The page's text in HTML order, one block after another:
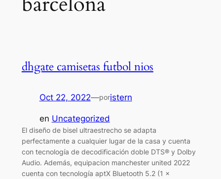
dhgate camisetas futbol nios
Oct 22, 2022—poristern
en Uncategorized
El diseño de bisel ultraestrecho se adapta
perfectamente a cualquier lugar de la casa y cuenta
con tecnología de decodificación doble DTS® y Dolby
Audio. Además, equipacion manchester united 2022
cuenta con tecnología aptX Bluetooth 5.2 (1 x